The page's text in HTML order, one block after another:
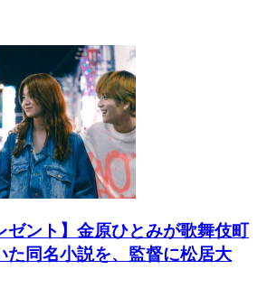
ゼント】金原ひとみが歌舞伎町
た同名小説を、監督に松居大